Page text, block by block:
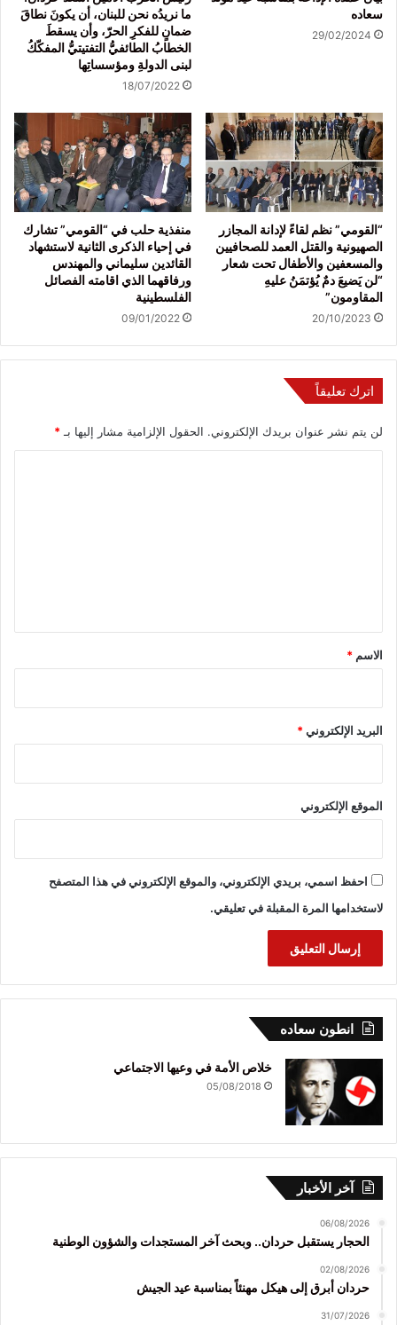
سعاده
29/02/2024
ما نريدُه نحن للبنان، أن يكونَ نطاقَ
ضمانٍ للفكرِ الحرّ، وأن يسقطَ
الخطابُ الطائفيُّ التفتيتيُّ المفكّكُ
لبنى الدولةِ ومؤسساتِها
18/07/2022
“القومي” نظم لقاءً لإدانة المجازر
الصهيونية والقتل العمد للصحافيين
والمسعفين والأطفال تحت شعار
“لن يَضيعَ دمٌ يُؤتمَنُ عليهِ
المقاومون”
20/10/2023
منفذية حلب في “القومي” تشارك
في إحياء الذكرى الثانية لاستشهاد
القائدين سليماني والمهندس
ورفاقهما الذي اقامته الفصائل
الفلسطينية
09/01/2022
اترك تعليقاً
لن يتم نشر عنوان بريدك الإلكتروني. الحقول الإلزامية مشار إليها بـ*
*
الاسم *
البريد الإلكتروني*
الموقع الإلكتروني
احفظ اسمي، بريدي الإلكتروني، والموقع الإلكتروني في هذا المتصفح
لاستخدامها المرة المقبلة في تعليقي.
انطون سعاده
خلاص الأمة في وعيها الاجتماعي
05/08/2018
آخر الأخبار
06/08/2026
الحجار يستقبل حردان.. وبحث آخر المستجدات والشؤون الوطنية
02/08/2026
حردان أبرق إلى هيكل مهنئاً بمناسبة عيد الجيش
31/07/2026